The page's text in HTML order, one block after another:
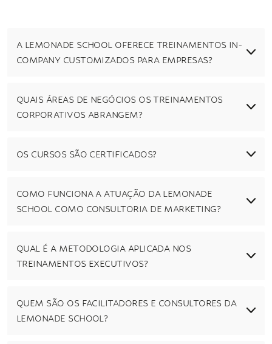
A LEMONADE SCHOOL OFERECE TREINAMENTOS IN-
COMPANY CUSTOMIZADOS PARA EMPRESAS?
QUAIS ÁREAS DE NEGÓCIOS OS TREINAMENTOS
CORPORATIVOS ABRANGEM?
OS CURSOS SÃO CERTIFICADOS?
COMO FUNCIONA A ATUAÇÃO DA LEMONADE
SCHOOL COMO CONSULTORIA DE MARKETING?
QUAL É A METODOLOGIA APLICADA NOS
TREINAMENTOS EXECUTIVOS?
QUEM SÃO OS FACILITADORES E CONSULTORES DA
LEMONADE SCHOOL?